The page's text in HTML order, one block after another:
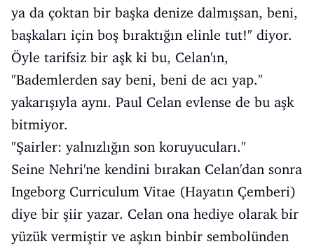
ya da çoktan bir başka denize dalmışsan, beni,
başkaları için boş bıraktığın elinle tut!" diyor.
Öyle tarifsiz bir aşk ki bu, Celan'ın,
"Bademlerden say beni, beni de acı yap."
yakarışıyla aynı. Paul Celan evlense de bu aşk
bitmiyor.
"Şairler: yalnızlığın son koruyucuları."
Seine Nehri'ne kendini bırakan Celan'dan sonra
Ingeborg Curriculum Vitae (Hayatın Çemberi)
diye bir şiir yazar. Celan ona hediye olarak bir
yüzük vermiştir ve aşkın binbir sembolünden